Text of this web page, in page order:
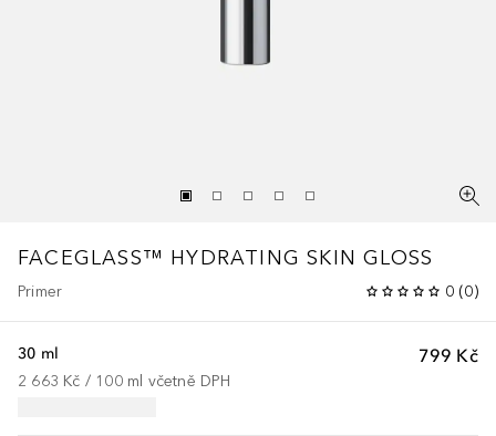
FACEGLASS™ HYDRATING SKIN GLOSS
Primer 0 (0)
799 Kč
30 ml
2 663 Kč / 100 ml včetně DPH